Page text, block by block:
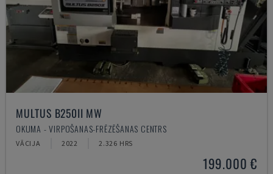
MULTUS B250II MW
OKUMA - VIRPOŠANAS-FRĒZĒŠANAS CENTRS
VĀCIJA 2022 2.326 HRS
199.000 €